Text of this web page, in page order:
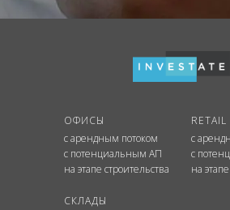
ОФИСЫ
с арендным потоком
с потенциальным АП
на этапе строительства
RETAIL
с
с
на
СКЛАДЫ